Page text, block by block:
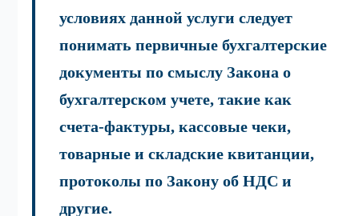
условиях данной услуги следует
понимать первичные бухгалтерские
документы по смыслу Закона о
бухгалтерском учете, такие как
счета-фактуры, кассовые чеки,
товарные и складские квитанции,
протоколы по Закону об НДС и
другие.